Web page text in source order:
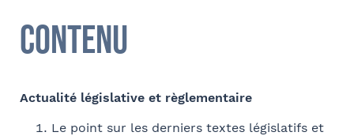
Contenu
Actualité législative et règlementaire
Le point sur les derniers textes législatifs et
Téléphone
Barthélémy Avocats